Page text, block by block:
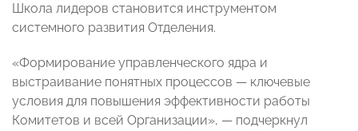
Школа лидеров становится инструментом
системного развития Отделения.
«Формирование управленческого ядра и
выстраивание понятных процессов — ключевые
условия для повышения эффективности работы
Комитетов и всей Организации», — подчеркнул